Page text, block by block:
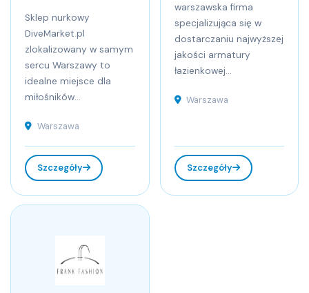
Sklep nurkowy
DiveMarket.pl
zlokalizowany w samym
sercu Warszawy to
idealne miejsce dla
miłośników...
Warszawa
Szczegóły
warszawska firma
specjalizująca się w
dostarczaniu najwyższej
jakości armatury
łazienkowej...
Warszawa
Szczegóły